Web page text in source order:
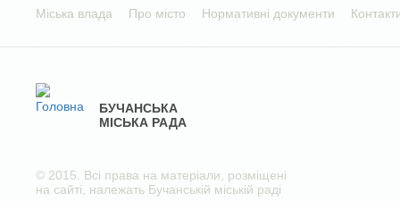
Міська влада Про місто Нормативні документи
БУЧАНСЬКА
МІСЬКА РАДА
© 2015. Всі права на матеріали, розміщені
на сайті, належать Бучанській міській раді